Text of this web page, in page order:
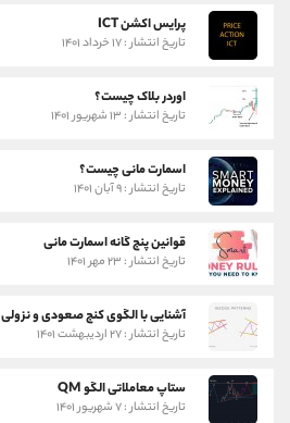
پرایس اکشن ICT
تاریخ انتشار : ۱۷ خرداد ۱۴۰۱
اوردر بلاک چیست؟
تاریخ انتشار : ۱۳ شهریور ۱۴۰۱
اسمارت مانی چیست؟
تاریخ انتشار : ۹ آبان ۱۴۰۱
قوانین پنج گانه اسمارت مانی
تاریخ انتشار : ۲۳ مهر ۱۴۰۱
آشنایی با الگوی کنج صعودی و نزولی
تاریخ انتشار : ۲۷ اردیبهشت ۱۴۰۱
ستاپ معاملاتی الگو QM
تاریخ انتشار : ۷ شهریور ۱۴۰۱